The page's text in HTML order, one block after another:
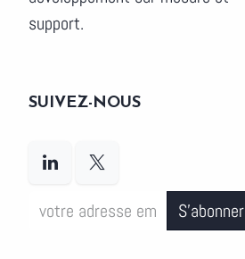
support.
SUIVEZ-NOUS
S'abonner